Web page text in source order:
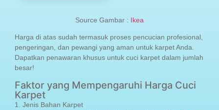
Source Gambar : Ikea
Harga di atas sudah termasuk proses pencucian profesional,
pengeringan, dan pewangi yang aman untuk karpet Anda.
Dapatkan penawaran khusus untuk cuci karpet dalam jumlah
besar!
Faktor yang Mempengaruhi Harga Cuci
Karpet
1. Jenis Bahan Karpet